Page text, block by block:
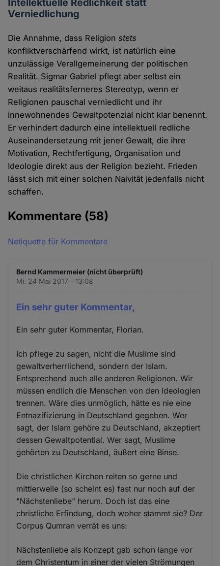
Intellektuelle Redlichkeit statt
Verniedlichung
Die Annahme, dass Religionstets
konfliktverschärfend wirkt, ist natürlich eine
unzulässige Verallgemeinerung der politischen
Realität. Sigmar Gabriel pflegt aber selbst ein
weitaus realitätsferneres Stereotyp, wenn er
Religionen pauschal verniedlicht und ihr
innewohnendes Gewaltpotenzial nicht klar benennt.
Er verhindert dadurch eine intellektuell redliche
Auseinandersetzung mit jener Gewalt, die ihre
Motivation, Rechtfertigung, Organisation und
Ideologie direkt aus der Religion bezieht. Frieden
lässt sich mit einer solchen Naivität jedenfalls nicht
schaffen.
Kommentare (58)
Netiquette für Kommentare
Bernd Kammermeier (nicht überprüft)
Mi. 24 Mai 2017 - 13:08
Ein sehr guter Kommentar,
Ein sehr guter Kommentar, Florian.
Ich pflege zu sagen, nicht die Muslime sind
gewaltverherrlichend, sondern der Islam.
Entsprechend auch alle anderen Religionen. Wir
müssen endlich die Menschen von den Ideologien
trennen. Wäre dies unmöglich, hätte es nie eine
Entnazifizierung in Deutschland gegeben. Wer
sagt, der Islam gehöre zu Deutschland, akzeptiert
dessen Gewaltpotential. Wer sagt, Muslime
gehörten zu Deutschland, äußert eine Binse.
Die christlichen Kirchen reiten so gerne und
mittlerweile (so scheint es) fast nur noch auf der
"Nächstenliebe" herum. Doch ist das eine
christliche Erfindung, doch woher stammt sie? Der
Corpus Qumran verrät es uns:
Nächstenliebe als Konzept gab schon lange vor
dem Christentum in einer der vielen Strömungen